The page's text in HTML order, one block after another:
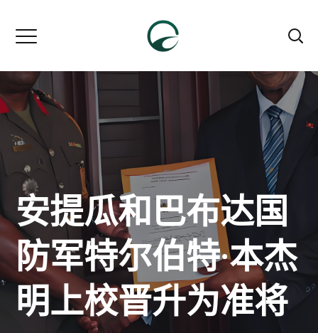
安提瓜和巴布达国
防军特尔伯特·本杰
明上校晋升为准将